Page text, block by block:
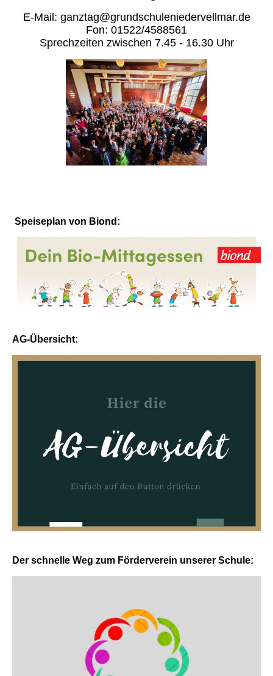
E-Mail: ganztag@grundschuleniedervellmar.de
Fon: 01522/4588561
Sprechzeiten zwischen 7.45 - 16.30 Uhr
Speiseplan von Biond:
AG-Übersicht:
Der schnelle Weg zum Förderverein unserer Schule: